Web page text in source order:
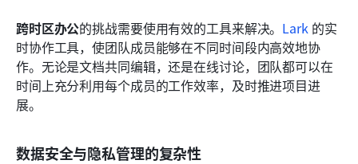
跨时区办公的挑战需要使用有效的工具来解决。 Lark 的实
时协作工具，使团队成员能够在不同时间段内高效地协
作。无论是文档共同编辑，还是在线讨论，团队都可以在
时间上充分利用每个成员的工作效率，及时推进项目进
展。
数据安全与隐私管理的复杂性